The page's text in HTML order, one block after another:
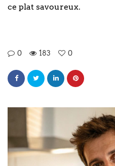
ce plat savoureux.
0 183 0